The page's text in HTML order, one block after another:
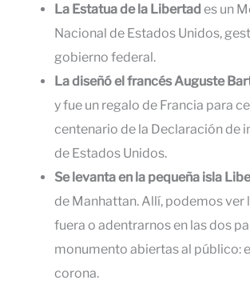
La Estatua de la Libertad es un
Nacional de Estados Unidos,
gobierno federal.
La diseñó el francés Auguste
y fue un regalo de Francia para
centenario de la Declaración de
de Estados Unidos.
Se levanta en la pequeña isla
de Manhattan. Allí, podemos ver
fuera o adentrarnos en las dos
monumento abiertas al público:
corona.